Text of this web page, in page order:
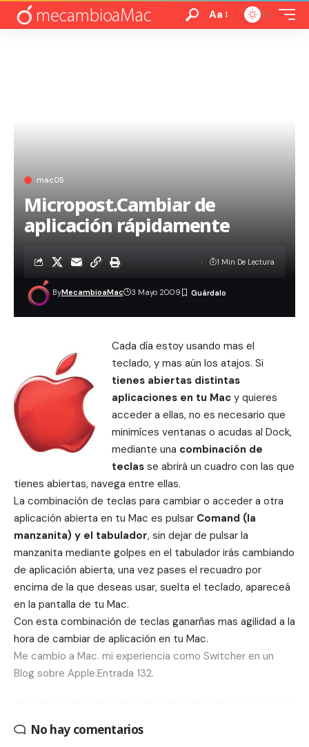
Aa
macOS
Micropost.Cambiar de
aplicación rápidamente
ByMecambioaMac 3 Mayo 2009
1 Min De Lectura
Cada día estoy usando mas el
teclado, y mas aún los atajos. Si
tienes abiertas distintas
aplicaciones en tu Macy quieres
acceder a ellas, no es necesario que
minimíces ventanas o acudas al Dock,
mediante una combinación de
teclasse abrirá un cuadro con las que
tienes abiertas, navega entre ellas.
La combinación de teclas para cambiar o acceder a otra
aplicación abierta en tu Mac es pulsar Comand (la
manzanita) y el tabulador, sin dejar de pulsar la
manzanita mediante golpes en el tabulador irás cambiando
de aplicación abierta, una vez pases el recuadro por
encima de la que deseas usar, suelta el teclado, apareceá
en la pantalla de tu Mac.
Con esta combinación de teclas ganarñas mas agilidad a la
hora de cambiar de aplicación en tu Mac.
Me cambio a Mac. mi experiencia como Switcher en un
Blog sobre Apple.Entrada 132.
No hay comentarios